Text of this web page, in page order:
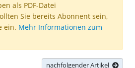
als PDF-Datei
Sie bereits Abonnent sein,
ein. Mehr Informationen zum
nachfolgender Artikel